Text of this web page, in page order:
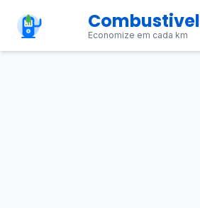
Combustivel
Economize em cada km